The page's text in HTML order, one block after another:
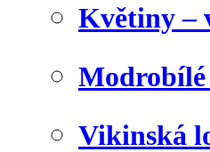
Květiny –
Modrobílé
Vikinská